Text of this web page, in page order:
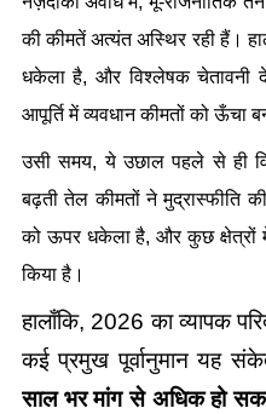
की कीमतें अत्यंत अस्थिर रही हैं।
धकेला है, और विश्लेषक चेतावनी
आपूर्ति में व्यवधान कीमतों को ऊँचा
उसी समय, ये उछाल पहले से ही
बढ़ती तेल कीमतों ने मुद्रास्फीति
को ऊपर धकेला है, और कुछ क्षेत्रों में
किया है।
हालाँकि, 2026 का व्यापक
कई प्रमुख पूर्वानुमान यह
साल भर मांग से अधिक हो